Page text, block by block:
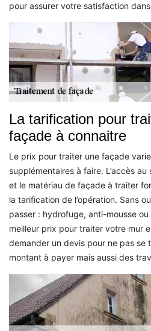
pour assurer votre satisfaction
La tarification pour
façade à connaitre
Le prix pour traiter une façade
supplémentaires à faire. L’accès
et le matériau de façade à traiter
la tarification de l’opération. Sans
passer : hydrofuge, anti-mousse
meilleur prix pour traiter votre mur
demander un devis pour ne pas se
montant à payer mais aussi des